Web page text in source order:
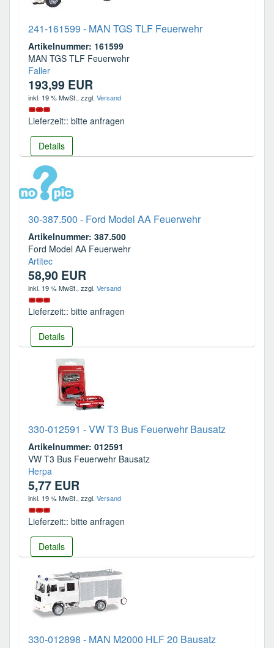
241-161599 - MAN TGS TLF Feuerwehr
Artikelnummer: 161599
MAN TGS TLF Feuerwehr
Faller
193,99 EUR
inkl. 19 % MwSt., zzgl. Versand
Lieferzeit:: bitte anfragen
Details
30-387.500 - Ford Model AA Feuerwehr
Artikelnummer: 387.500
Ford Model AA Feuerwehr
Artitec
58,90 EUR
inkl. 19 % MwSt., zzgl. Versand
Lieferzeit:: bitte anfragen
Details
330-012591 - VW T3 Bus Feuerwehr Bausatz
Artikelnummer: 012591
VW T3 Bus Feuerwehr Bausatz
Herpa
5,77 EUR
inkl. 19 % MwSt., zzgl. Versand
Lieferzeit:: bitte anfragen
Details
330-012898 - MAN M2000 HLF 20 Bausatz